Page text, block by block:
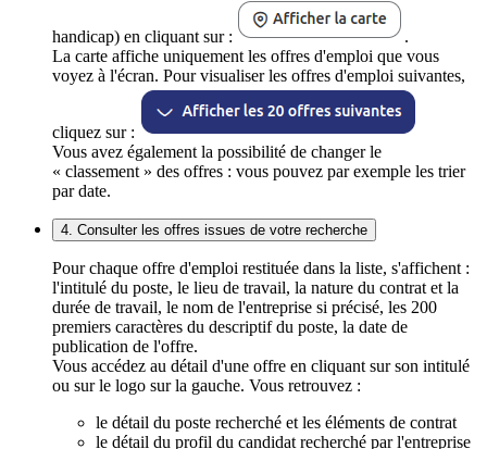
handicap) en cliquant sur :
.
La carte affiche uniquement les offres d'emploi que vous
voyez à l'écran. Pour visualiser les offres d'emploi suivantes,
cliquez sur :
Vous avez également la possibilité de changer le
« classement » des offres : vous pouvez par exemple les trier
par date.
4. Consulter les offres issues de votre recherche
Pour chaque offre d'emploi restituée dans la liste, s'affichent :
l'intitulé du poste, le lieu de travail, la nature du contrat et la
durée de travail, le nom de l'entreprise si précisé, les 200
premiers caractères du descriptif du poste, la date de
publication de l'offre.
Vous accédez au détail d'une offre en cliquant sur son intitulé
ou sur le logo sur la gauche. Vous retrouvez :
le détail du poste recherché et les éléments de contrat
le détail du profil du candidat recherché par l'entreprise